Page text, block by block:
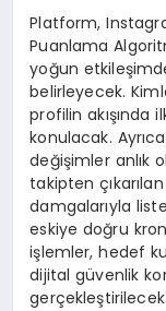
Platform,
Puanlama
yoğun
belirleyecek.
profilin akışında
konulacak.
değişimler anlık
takipten
damgalarıyla
eskiye doğru
işlemler, hedef
dijital güvenlik
gerçekleştirilecek.